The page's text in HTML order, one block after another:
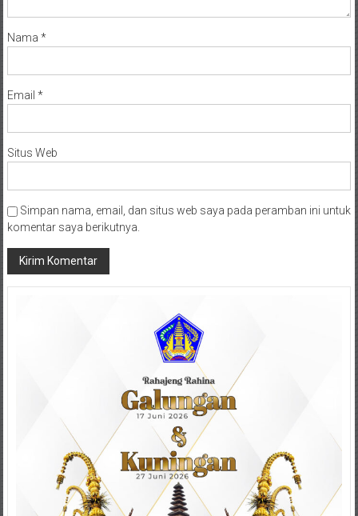
Nama *
Email *
Situs Web
Simpan nama, email, dan situs web saya pada peramban ini untuk
komentar saya berikutnya.